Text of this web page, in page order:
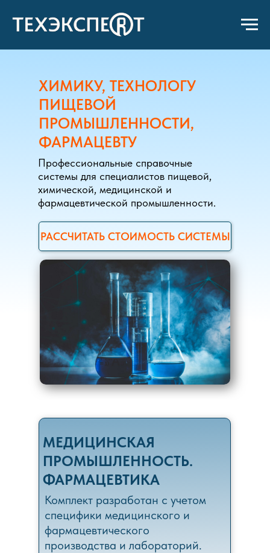
Профессиональные справочные
системы для специалистов пищевой,
химической, медицинской и
фармацевтической промышленности.
ХИМИКУ, ТЕХНОЛОГУ
ПИЩЕВОЙ
ПРОМЫШЛЕННОСТИ,
ФАРМАЦЕВТУ
РАССЧИТАТЬ СТОИМОСТЬ СИСТЕМЫ
МЕДИЦИНСКАЯ
ПРОМЫШЛЕННОСТЬ.
ФАРМАЦЕВТИКА
Комплект разработан с учетом
специфики медицинского и
фармацевтического
производства и лабораторий.